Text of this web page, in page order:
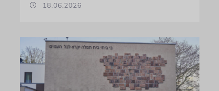
18.06.2026